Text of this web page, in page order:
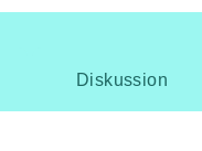
Diskussion